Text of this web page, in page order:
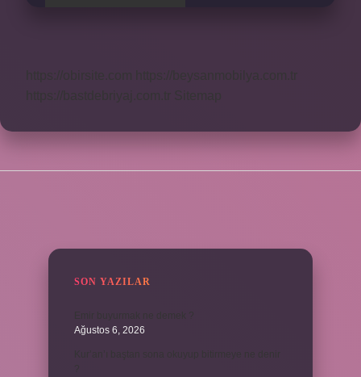
SON YAZILAR
Ağustos 6, 2026